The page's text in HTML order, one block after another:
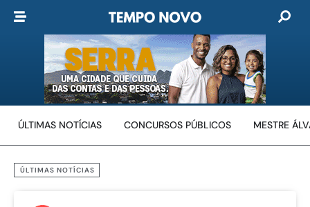
ÚLTIMAS NOTÍCIAS CONCURSOS PÚBLICOS MESTRE
ÚLTIMAS NOTÍCIAS